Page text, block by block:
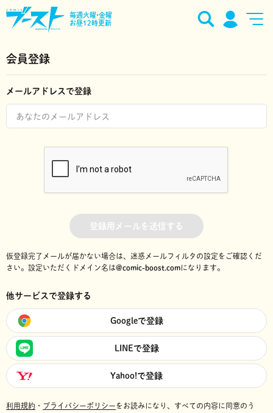
毎週火曜•金曜
お昼12時更新
会員登録
メールアドレスで登録
登録用メールを送信する
仮登録完了メールが届かない場合は、迷惑メールフィルタの設定をご確認くだ
さい。 設定いただくドメイン名は@comic-boost.comになります。
他サービスで登録する
Googleで登録
LINEで登録
Yahoo!で登録
利用規約 ・ プライバシーポリシーをお読みになり、 すべての内容に同意のう